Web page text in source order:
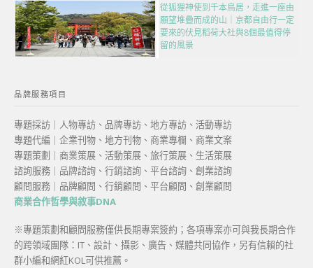
從狐狸神使到千本鳥居，走進一座由
願望堆疊而成的山｜京都自由行一定
要來的伏見稻荷大社與8個最值得停
留的風景
品牌服務項目
專題採訪｜人物專訪、品牌專訪、地方專訪、活動專訪
專題代編｜企業刊物、地方刊物、商業專欄、商業文案
專題策劃｜商業策展、活動策展、旅行策展、生活策展
諮詢服務｜品牌諮詢、行銷諮詢、平台諮詢、創業諮詢
顧問服務｜品牌顧問、行銷顧問、平台顧問、創業顧問
商業合作哲學與敘事DNA
※專題策劃和顧問服務僅供長期專案簽約；各項專案亦可與我長期合作
的跨領域團隊：IT、設計、攝影、廣告、媒體共同協作，另有信賴的社
群小編和網紅KOL可供推薦。